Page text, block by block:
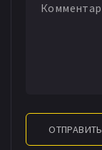
ОТПРАВИТЬ